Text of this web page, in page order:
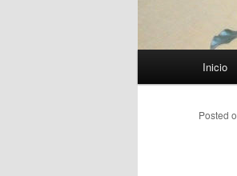
Inicio
Posted